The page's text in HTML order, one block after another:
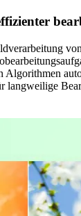
Algorithmen
langweilige